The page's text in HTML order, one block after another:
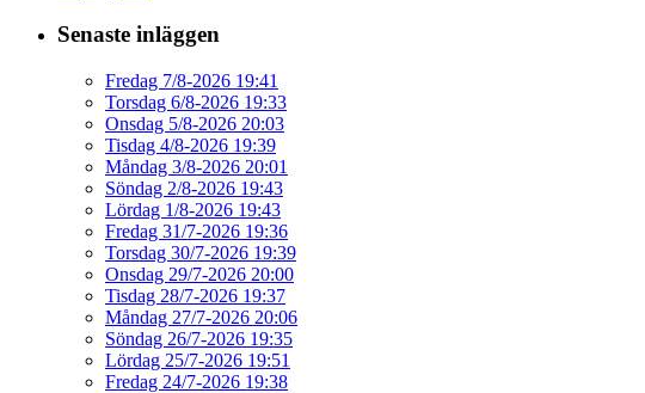
Senaste inläggen
Fredag 7/8-2026 19:41
Torsdag 6/8-2026 19:33
Onsdag 5/8-2026 20:03
Tisdag 4/8-2026 19:39
Måndag 3/8-2026 20:01
Söndag 2/8-2026 19:43
Lördag 1/8-2026 19:43
Fredag 31/7-2026 19:36
Torsdag 30/7-2026 19:39
Onsdag 29/7-2026 20:00
Tisdag 28/7-2026 19:37
Måndag 27/7-2026 20:06
Söndag 26/7-2026 19:35
Lördag 25/7-2026 19:51
Fredag 24/7-2026 19:38